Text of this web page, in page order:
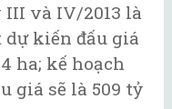
và IV/2013 là
dự kiến đấu giá
ha; kế hoạch
giá sẽ là 509 tỷ